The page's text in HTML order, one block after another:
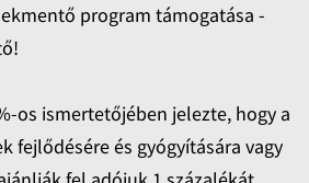
program támogatása -
os ismertetőjében jelezte, hogy a
fejlődésére és gyógyítására vagy